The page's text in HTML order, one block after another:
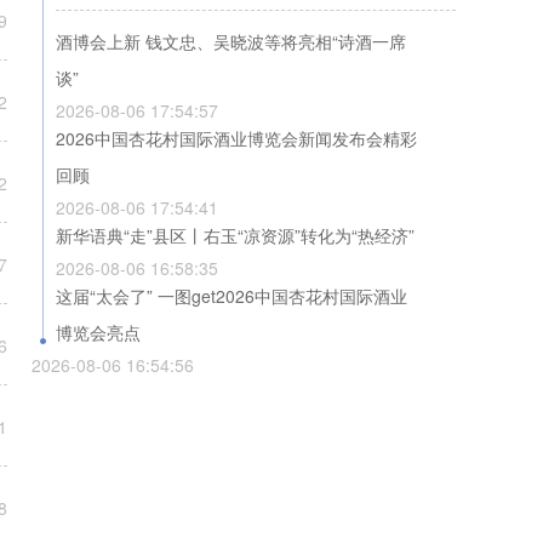
酒博会上新 钱文忠、吴晓波等将亮相“诗酒一席
谈”
2026-08-06 17:54:57
2026中国杏花村国际酒业博览会新闻发布会精彩
回顾
2026-08-06 17:54:41
新华语典“走”县区丨右玉“凉资源”转化为“热经济”
2026-08-06 16:58:35
这届“太会了” 一图get2026中国杏花村国际酒业
博览会亮点
2026-08-06 16:54:56